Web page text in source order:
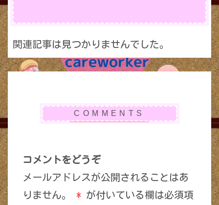
関連記事は見つかりませんでした。
コメントをどうぞ
メールアドレスが公開されることはあ
りません。
* が付いている欄は必須項